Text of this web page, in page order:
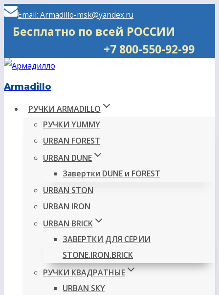
Перейти
Email: Armadillo-msk@yandex.ru
Бесплатно по всей РОССИИ
+7 800-550-92-99
Armadillo
РУЧКИ ARMADILLO
РУЧКИ YUMMY
URBAN FOREST
URBAN DUNE
Завертки DUNE и FOREST
URBAN STON
URBAN IRON
URBAN BRICK
ЗАВЕРТКИ ДЛЯ СЕРИИ
STONE.IRON.BRICK
РУЧКИ КВАДРАТНЫЕ
URBAN SKY